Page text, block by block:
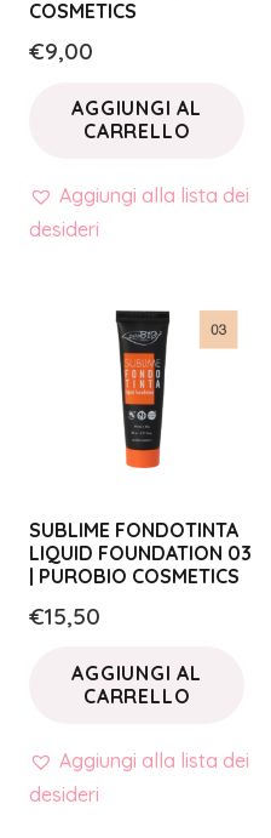
COSMETICS
€9,00
AGGIUNGI AL
CARRELLO
Aggiungi alla lista dei
desideri
SUBLIME FONDOTINTA
LIQUID FOUNDATION 03
| PUROBIO COSMETICS
€15,50
AGGIUNGI AL
CARRELLO
Aggiungi alla lista dei
desideri